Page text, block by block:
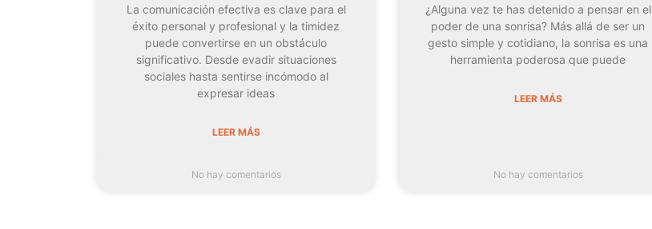
La comunicación efectiva es clave para el
éxito personal y profesional y la timidez
puede convertirse en un obstáculo
significativo. Desde evadir situaciones
sociales hasta sentirse incómodo al
expresar ideas
LEER MÁS
No hay comentarios
¿Alguna vez te has detenido a pensar en el
poder de una sonrisa? Más allá de ser un
gesto simple y cotidiano, la sonrisa es una
herramienta poderosa que puede
LEER MÁS
No hay comentarios